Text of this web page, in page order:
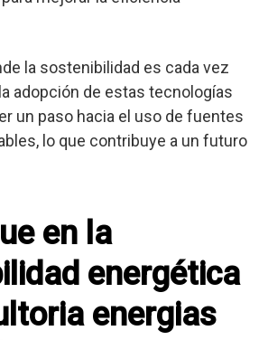
la sostenibilidad es cada vez
adopción de estas tecnologías
un paso hacia el uso de fuentes
lo que contribuye a un futuro
en la
energética
energias